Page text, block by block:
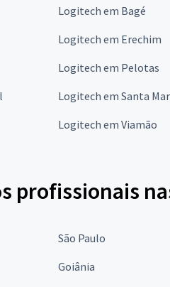
Logitech em Bagé
Logitech em Erechim
Logitech em Pelotas
Logitech em Santa
Logitech em Viamão
profissionais
São Paulo
Goiânia